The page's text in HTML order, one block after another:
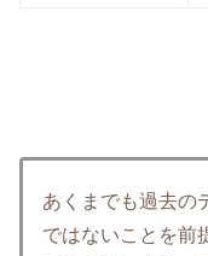
あくまでも過去の
ではないことを前